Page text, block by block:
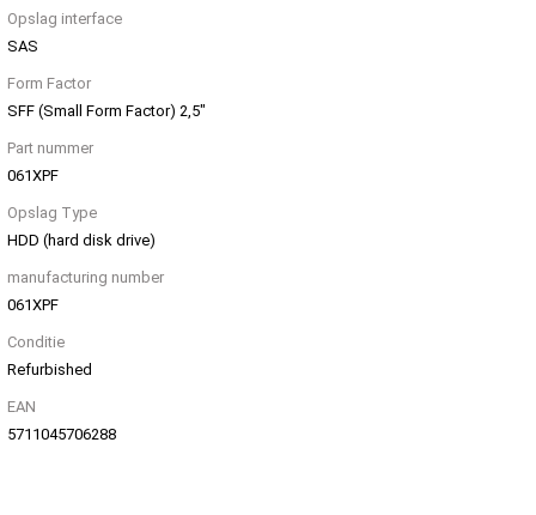
Opslag interface
SAS
Form Factor
SFF (Small Form Factor) 2,5"
Part nummer
061XPF
Opslag Type
HDD (hard disk drive)
manufacturing number
061XPF
Conditie
Refurbished
EAN
5711045706288